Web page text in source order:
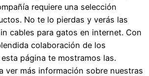
requiere una selección
No te lo pierdas y verás las
cables para gatos en internet. Con
colaboración de los
página te mostramos las.
ver más información sobre nuestras